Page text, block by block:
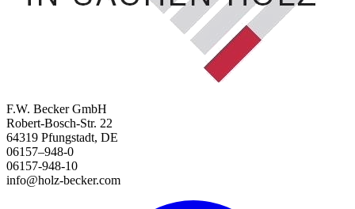
F.W. Becker GmbH
Robert-Bosch-Str. 22
64319 Pfungstadt, DE
06157–948-0
06157-948-10
info@holz-becker.com